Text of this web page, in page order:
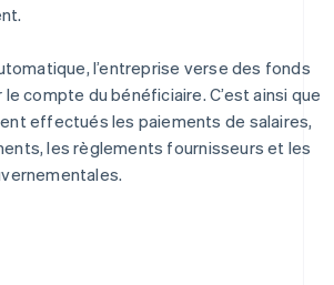
l’entreprise verse des fonds
compte du bénéficiaire. C’est ainsi que
effectués les paiements de salaires,
les règlements fournisseurs et les